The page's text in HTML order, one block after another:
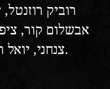
רוביק
אבשלום קור,
צנחני, יואל ריפל ועוד רבים וטובים.